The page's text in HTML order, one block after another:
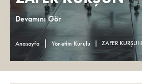
Devamını Gör
Anasayfa Yönetim Kurulu ZAFER KURŞUN